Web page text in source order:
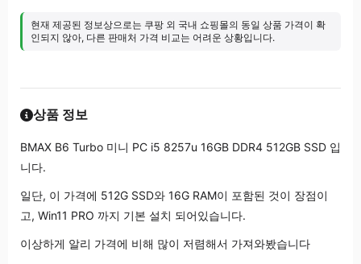
현재 제공된 정보상으로는 쿠팡 외 국내 쇼핑몰의 동일 상품 가격이 확
인되지 않아, 다른 판매처 가격 비교는 어려운 상황입니다.
상품 정보
BMAX B6 Turbo 미니 PC i5 8257u 16GB DDR4 512GB SSD 입
니다.
일단, 이 가격에 512G SSD와 16G RAM이 포함된 것이 장점이
고, Win11 PRO 까지 기본 설치 되어있습니다.
이상하게 알리 가격에 비해 많이 저렴해서 가져와봤습니다